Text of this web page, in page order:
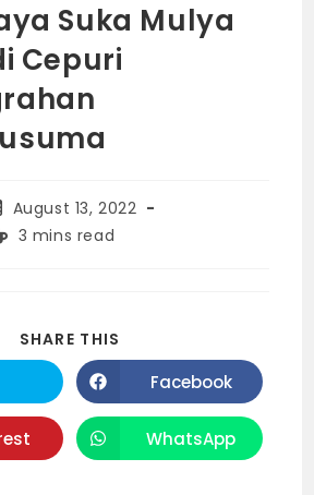
Suka Mulya
Cepuri
August 13, 2022
3 mins read
SHARE THIS
Opens
in
a
new
window
Facebook
Opens
in
WhatsApp